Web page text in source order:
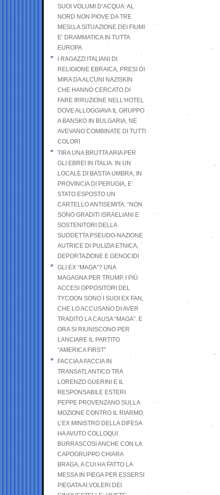
SUOI VOLUMI D’ACQUA: AL
NORD NON PIOVE DA TRE
MESI,LA SITUAZIONE DEI FIUMI
E’ DRAMMATICA IN TUTTA
EUROPA
I RAGAZZI ITALIANI DI
RELIGIONE EBRAICA, PRESI DI
MIRA DA ALCUNI NAZISKIN
CHE HANNO CERCATO DI
FARE IRRUZIONE NELL’HOTEL
DOVE ALLOGGIAVA IL GRUPPO
A BANSKO IN BULGARIA, NE
AVEVANO COMBINATE DI TUTTI
COLORI
TIRA UNA BRUTTA ARIA PER
GLI EBREI IN ITALIA. IN UN
LOCALE DI BASTIA UMBRA, IN
PROVINCIA DI PERUGIA, E’
STATO ESPOSTO UN
CARTELLO ANTISEMITA: “NON
SONO GRADITI ISRAELIANI E
SOSTENITORI DELLA
SUDDETTA PSEUDO-NAZIONE
AUTRICE DI PULIZIA ETNICA,
DEPORTAZIONE E GENOCIDI
GLI EX “MAGA”? UNA
MAGAGNA PER TRUMP. I PIÙ
ACCESI OPPOSITORI DEL
TYCOON SONO I SUOI EX FAN,
CHE LO ACCUSANO DI AVER
TRADITO LA CAUSA “MAGA”. E
ORA SI RIUNISCONO PER
LANCIARE IL PARTITO
“AMERICA FIRST”
FACCIA A FACCIA IN
TRANSATLANTICO TRA
LORENZO GUERINI E IL
RESPONSABILE ESTERI
PEPPE PROVENZANO SULLA
MOZIONE CONTRO IL RIARMO.
L’EX MINISTRO DELLA DIFESA
HA AVUTO COLLOQUI
BURRASCOSI ANCHE CON LA
CAPOGRUPPO CHIARA
BRAGA, A CUI HA FATTO LA
MESSA IN PIEGA PER ESSERSI
PIEGATA AI VOLERI DEI